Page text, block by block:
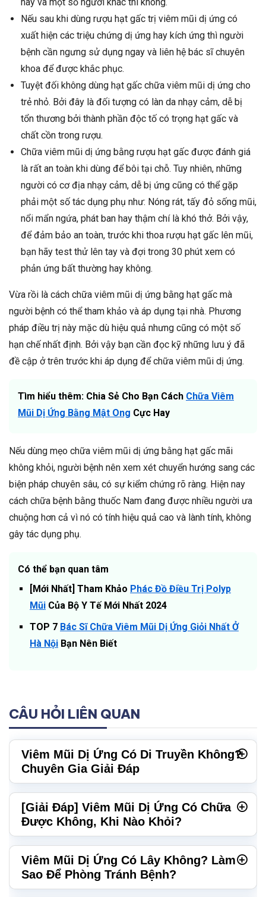
Nếu sau khi dùng rượu hạt gấc trị viêm mũi dị ứng có
xuất hiện các triệu chứng dị ứng hay kích ứng thì người
bệnh cần ngưng sử dụng ngay và liên hệ bác sĩ chuyên
khoa để được khắc phục.
Tuyệt đối không dùng hạt gấc chữa viêm mũi dị ứng cho
trẻ nhỏ. Bởi đây là đối tượng có làn da nhạy cảm, dễ bị
tổn thương bởi thành phần độc tố có trọng hạt gấc và
chất cồn trong rượu.
Chữa viêm mũi dị ứng bằng rượu hạt gấc được đánh giá
là rất an toàn khi dùng để bôi tại chỗ. Tuy nhiên, những
người có cơ địa nhạy cảm, dễ bị ứng cũng có thể gặp
phải một số tác dụng phụ như: Nóng rát, tấy đỏ sống mũi,
nổi mẩn ngứa, phát ban hay thậm chí là khó thở. Bởi vậy,
để đảm bảo an toàn, trước khi thoa rượu hạt gấc lên mũi,
bạn hãy test thử lên tay và đợi trong 30 phút xem có
phản ứng bất thường hay không.
Vừa rồi là cách chữa viêm mũi dị ứng bằng hạt gấc mà
người bệnh có thể tham khảo và áp dụng tại nhà. Phương
pháp điều trị này mặc dù hiệu quả nhưng cũng có một số
hạn chế nhất định. Bởi vậy bạn cần đọc kỹ những lưu ý đã
đề cập ở trên trước khi áp dụng để chữa viêm mũi dị ứng.
Tìm hiểu thêm: Chia Sẻ Cho Bạn Cách Chữa Viêm
Mũi Dị Ứng Bằng Mật Ong Cực Hay
Nếu dùng mẹo chữa viêm mũi dị ứng bằng hạt gấc mãi
không khỏi, người bệnh nên xem xét chuyển hướng sang các
biện pháp chuyên sâu, có sự kiểm chứng rõ ràng. Hiện nay
cách chữa bệnh bằng thuốc Nam đang được nhiều người ưa
chuộng hơn cả vì nó có tính hiệu quả cao và lành tính, không
gây tác dụng phụ.
Có thể bạn quan tâm
[Mới Nhất] Tham Khảo Phác Đồ Điều Trị Polyp
Mũi Của Bộ Y Tế Mới Nhất 2024
TOP 7 Bác Sĩ Chữa Viêm Mũi Dị Ứng Giỏi Nhất Ở
Hà Nội Bạn Nên Biết
CÂU HỎI LIÊN QUAN
Viêm Mũi Dị Ứng Có Di Truyền Không?
Chuyên Gia Giải Đáp
[Giải Đáp] Viêm Mũi Dị Ứng Có Chữa
Được Không, Khi Nào Khỏi?
Viêm Mũi Dị Ứng Có Lây Không? Làm
Sao Để Phòng Tránh Bệnh?